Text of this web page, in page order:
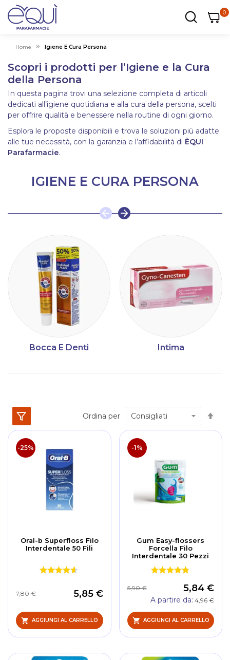
00
Home Igiene E Cura Persona
Scopri i prodotti per l’Igiene e la Cura
della Persona
In questa pagina trovi una selezione completa di articoli
dedicati all’igiene quotidiana e alla cura della persona, scelti
per offrire qualità e benessere nella routine di ogni giorno.
Esplora le proposte disponibili e trova le soluzioni più adatte
alle tue necessità, con la garanzia e l’affidabilità di ÈQUI
Parafarmacie.
IGIENE E CURA PERSONA
Bocca E Denti Intima
Ordina per
-25%
Oral-b Superfloss Filo
Interdentale 50 Fili
5,85 €
7,80 €
AGGIUNGI AL CARRELLO
-1%
Gum Easy-flossers
Forcella Filo
Interdentale 30 Pezzi
5,84 €
5,90 €
A partire da 4,96 €
AGGIUNGI AL CARRELLO